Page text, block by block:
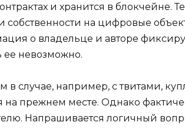
и хранится в
собственности на цифровые
о владельце и авторе
ее невозможно.
в случае, например, с твитами,
на прежнем месте. Однако
Напрашивается логичный